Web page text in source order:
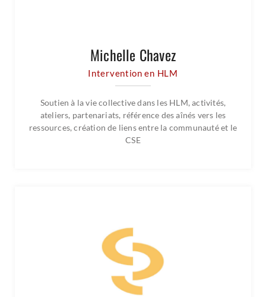
Michelle Chavez
Intervention en HLM
Soutien à la vie collective dans les HLM, activités,
ateliers, partenariats, référence des aînés vers les
ressources, création de liens entre la communauté et le
CSE